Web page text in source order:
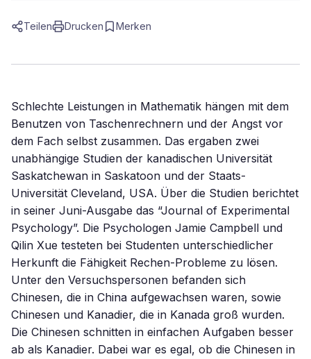
Teilen Drucken Merken
Schlechte Leistungen in Mathematik hängen mit dem
Benutzen von Taschenrechnern und der Angst vor
dem Fach selbst zusammen. Das ergaben zwei
unabhängige Studien der kanadischen Universität
Saskatchewan in Saskatoon und der Staats-
Universität Cleveland, USA. Über die Studien berichtet
in seiner Juni-Ausgabe das “Journal of Experimental
Psychology”. Die Psychologen Jamie Campbell und
Qilin Xue testeten bei Studenten unterschiedlicher
Herkunft die Fähigkeit Rechen-Probleme zu lösen.
Unter den Versuchspersonen befanden sich
Chinesen, die in China aufgewachsen waren, sowie
Chinesen und Kanadier, die in Kanada groß wurden.
Die Chinesen schnitten in einfachen Aufgaben besser
ab als Kanadier. Dabei war es egal, ob die Chinesen in